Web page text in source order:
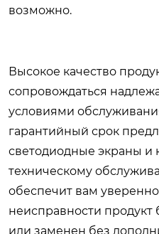
возможно.
Высокое качество
сопровождаться
условиями
гарантийный срок
светодиодные экраны и
техническому
обеспечит вам
неисправности продукт
или заменен без